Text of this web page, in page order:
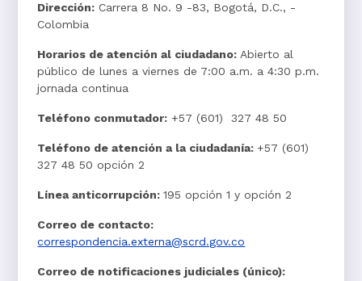
Dirección: Carrera 8 No. 9 -83, Bogotá, D.C., -
Colombia
Horarios de atención al ciudadano:Abierto al
público de lunes a viernes de 7:00 a.m. a 4:30 p.m.
jornada continua
Teléfono conmutador: +57 (601) 327 48 50
Teléfono de atención a la ciudadanía: +57 (601)
327 48 50 opción 2
Línea anticorrupción:195 opción 1 y opción 2
Correo de contacto:
correspondencia.externa@scrd.gov.co
Correo de notificaciones judiciales (único):